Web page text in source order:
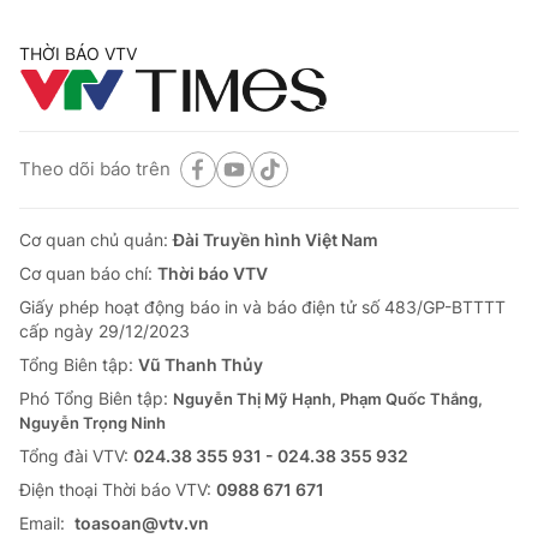
THỜI BÁO VTV
Theo dõi báo trên
Cơ quan chủ quản:Đài Truyền hình Việt Nam
Cơ quan báo chí: Thời báo VTV
Giấy phép hoạt động báo in và báo điện tử số 483/GP-BTTTT
cấp ngày 29/12/2023
Tổng Biên tập: Vũ Thanh Thủy
Phó Tổng Biên tập: Nguyễn Thị Mỹ Hạnh, Phạm Quốc Thắng,
Nguyễn Trọng Ninh
Tổng đài VTV: 024.38 355 931 - 024.38 355 932
Ðiện thoại Thời báo VTV: 0988 671 671
Email: toasoan@vtv.vn